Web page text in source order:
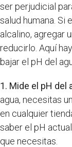
ser perjudicial
salud humana. Si
alcalino, agregar
reducirlo. Aquí
bajar el pH del
1. Mide el pH del
agua, necesitas
en cualquier
saber el pH
que necesitas.